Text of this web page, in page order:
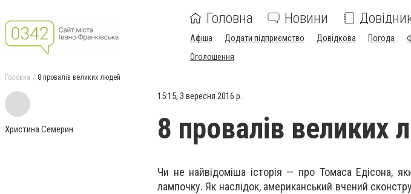
Головна Новини
Афіша Додати підприємство Довідкова Погода
Оголошення
Головна 8 провалів великих людей
Христина Семерин
15:15, 3 вересня 2016 р.
8 провалів великих
Чи не найвідоміша історія — про Томаса Едісона,
лампочку. Як наслідок, американський вчений